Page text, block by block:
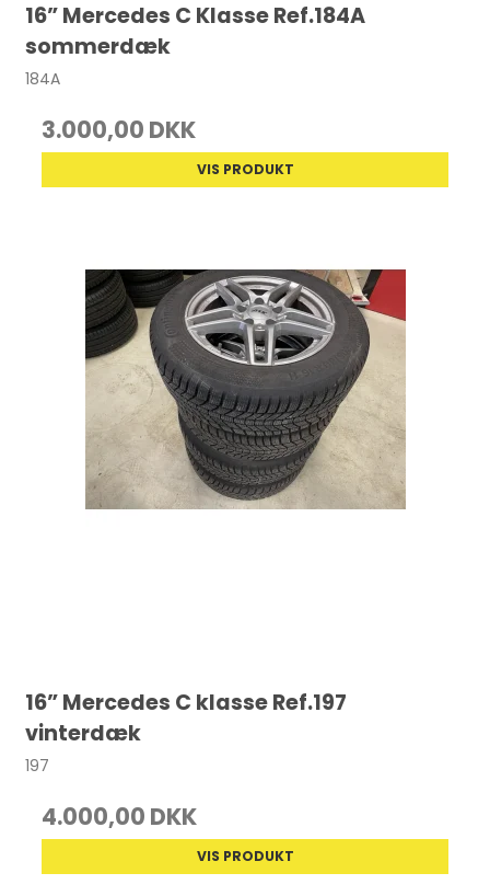
16” Mercedes C Klasse Ref.184A
sommerdæk
184A
3.000,00 DKK
VIS PRODUKT
16” Mercedes C klasse Ref.197
vinterdæk
197
4.000,00 DKK
VIS PRODUKT